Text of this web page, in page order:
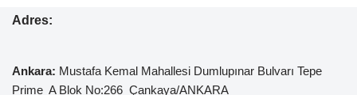
Adres:
Ankara: Mustafa Kemal Mahallesi Dumlupınar Bulvarı Tepe
Prime A Blok No:266 Çankaya/ANKARA